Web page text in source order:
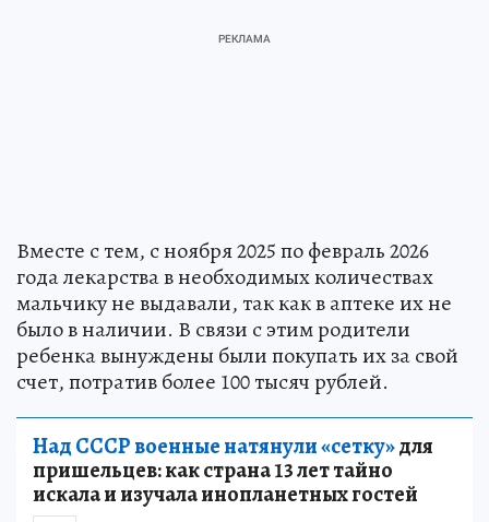
Вместе с тем, с ноября 2025 по февраль 2026
года лекарства в необходимых количествах
мальчику не выдавали, так как в аптеке их не
было в наличии. В связи с этим родители
ребенка вынуждены были покупать их за свой
счет, потратив более 100 тысяч рублей.
Над СССР военные натянули «сетку»для
пришельцев: как страна 13 лет тайно
искала и изучала инопланетных гостей